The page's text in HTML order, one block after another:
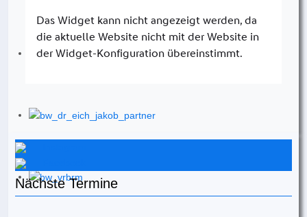
Nächste Termine